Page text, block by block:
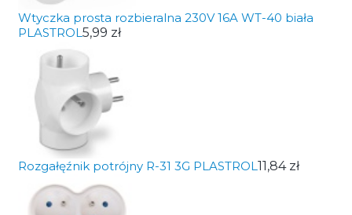
Wtyczka prosta rozbieralna 230V 16A WT-40 biała
PLASTROL5,99 zł
Rozgałęźnik potrójny R-31 3G PLASTROL11,84 zł